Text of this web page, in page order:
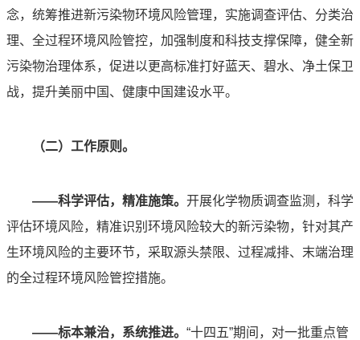
念，统筹推进新污染物环境风险管理，实施调查评估、分类治
理、全过程环境风险管控，加强制度和科技支撑保障，健全新
污染物治理体系，促进以更高标准打好蓝天、碧水、净土保卫
战，提升美丽中国、健康中国建设水平。
（二）工作原则。
——科学评估，精准施策。 开展化学物质调查监测，科学
评估环境风险，精准识别环境风险较大的新污染物，针对其产
生环境风险的主要环节，采取源头禁限、过程减排、末端治理
的全过程环境风险管控措施。
——标本兼治，系统推进。 “十四五”期间，对一批重点管